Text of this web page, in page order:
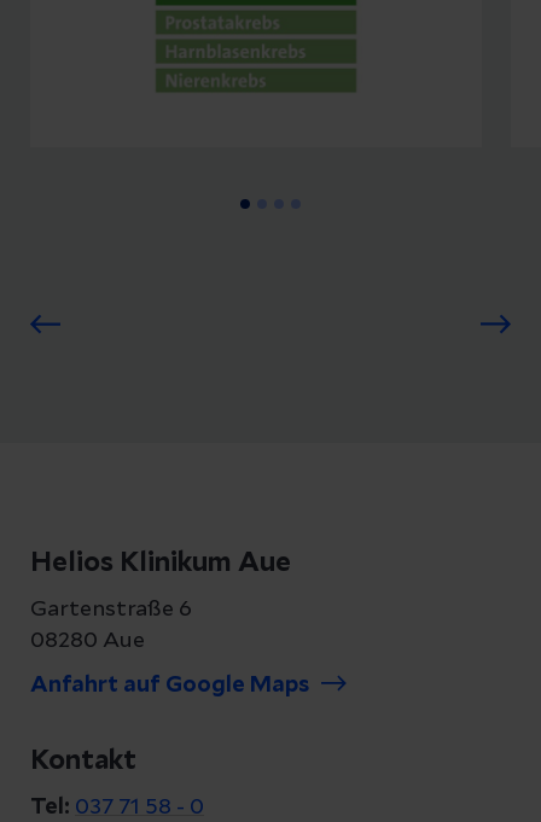
Unser Zertifikat
Helios Klinikum Aue
Gartenstraße 6
08280 Aue
Anfahrt auf Google Maps
Kontakt
Tel: 037 71 58 - 0